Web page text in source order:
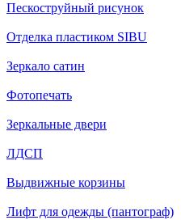
Пескоструйный рисунок
Отделка пластиком SIBU
Зеркало сатин
Фотопечать
Зеркальные двери
ЛДСП
Выдвижные корзины
Лифт для одежды (пантограф)